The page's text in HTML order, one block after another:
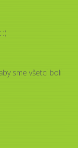
sme všetci boli